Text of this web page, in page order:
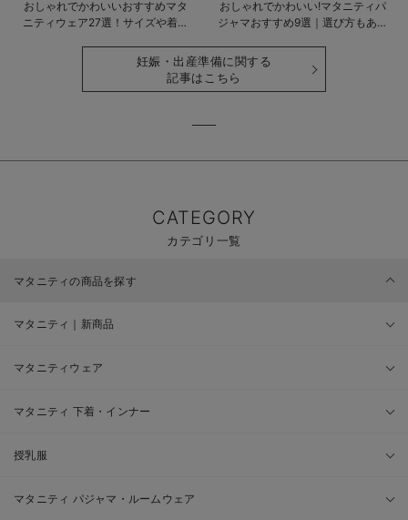
おしゃれでかわいいおすすめマタ
ニティウェア27選！サイズや着る
おしゃれでかわいい!マタニティパ
ジャマおすすめ9選｜選び方もあわ
妊娠・出産準備に関する
記事はこちら
CATEGORY
カテゴリ一覧
マタニティの商品を探す
マタニティ｜新商品
マタニティウェア
マタニティ 下着・インナー
授乳服
マタニティ パジャマ・ルームウェア